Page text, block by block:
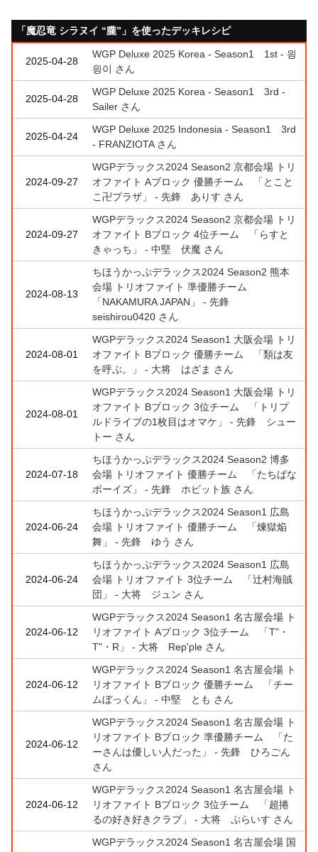
「魔忍竜 シラヌイ “朧”」を使ったデッキレシピ
2025-04-28
WGP Deluxe 2025 Korea - Season1 1st - 읭
읭이 さん
2025-04-28
WGP Deluxe 2025 Korea - Season1 3rd -
Sailer さん
2025-04-24
WGP Deluxe 2025 Indonesia - Season1 3rd
- FRANZIOTA さん
2024-09-27
WGPデラックス2024 Season2 京都会場 トリ
オファイト Aブロック 優勝チーム 「とこと
こ卍プラザ」 - 先鋒 ありす さん
2024-09-27
WGPデラックス2024 Season2 京都会場 トリ
オファイト Bブロック 4位チーム 「らすと
きゃっち」 - 中堅 伏魔 さん
2024-08-13
ちほうかっぷデラックス2024 Season2 熊本
会場 トリオファイト 準優勝チーム
「NAKAMURA JAPAN」 - 先鋒
seishirou0420 さん
2024-08-01
WGPデラックス2024 Season1 大阪会場 トリ
オファイト Bブロック 優勝チーム 「類は友
を呼ぶ。」 - 大将 はざま さん
2024-08-01
WGPデラックス2024 Season1 大阪会場 トリ
オファイト Bブロック 3位チーム 「トリプ
ルドライブの1枚目はオマケ」 - 先鋒 シュー
トー さん
2024-07-18
ちほうかっぷデラックス2024 Season2 博多
会場 トリオファイト 優勝チーム 「たちばな
ボーイズ」 - 先鋒 ホビット族 さん
2024-06-24
ちほうかっぷデラックス2024 Season1 広島
会場 トリオファイト 優勝チーム 「煉獄焔
舞」 - 先鋒 ゆう さん
2024-06-24
ちほうかっぷデラックス2024 Season1 広島
会場 トリオファイト 3位チーム 「辻村海賊
団」 - 大将 ジュン さん
2024-06-12
WGPデラックス2024 Season1 名古屋会場 ト
リオファイト Aブロック 3位チーム 「T"・
T"・R」 - 大将 Rep'ple さん
2024-06-12
WGPデラックス2024 Season1 名古屋会場 ト
リオファイト Bブロック 優勝チーム 「チー
ムぼっくん」 - 中堅 とも さん
2024-06-12
WGPデラックス2024 Season1 名古屋会場 ト
リオファイト Bブロック 準優勝チーム 「た
ーさんは優しい人だった」 - 先鋒 ひろごん
さん
2024-06-12
WGPデラックス2024 Season1 名古屋会場 ト
リオファイト Bブロック 3位チーム 「超捲
るの好き好きクラブ」 - 大将 ぷらいす さん
WGPデラックス2024 Season1 名古屋会場 国